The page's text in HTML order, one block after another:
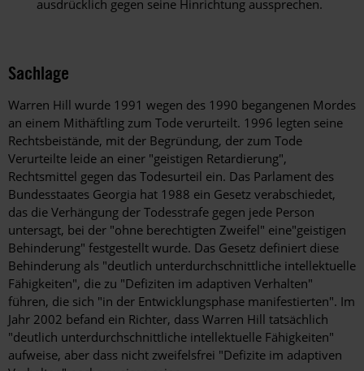
ausdrücklich gegen seine Hinrichtung aussprechen.
Sachlage
Warren Hill wurde 1991 wegen des 1990 begangenen Mordes
an einem Mithäftling zum Tode verurteilt. 1996 legten seine
Rechtsbeistände, mit der Begründung, der zum Tode
Verurteilte leide an einer "geistigen Retardierung",
Rechtsmittel gegen das Todesurteil ein. Das Parlament des
Bundesstaates Georgia hat 1988 ein Gesetz verabschiedet,
das die Verhängung der Todesstrafe gegen jede Person
untersagt, bei der "ohne berechtigten Zweifel" eine"geistigen
Behinderung" festgestellt wurde. Das Gesetz definiert diese
Behinderung als "deutlich unterdurchschnittliche intellektuelle
Fähigkeiten", die zu "Defiziten im adaptiven Verhalten"
führen, die sich "in der Entwicklungsphase manifestierten". Im
Jahr 2002 befand ein Richter, dass Warren Hill tatsächlich
"deutlich unterdurchschnittliche intellektuelle Fähigkeiten"
aufweise, aber dass nicht zweifelsfrei "Defizite im adaptiven